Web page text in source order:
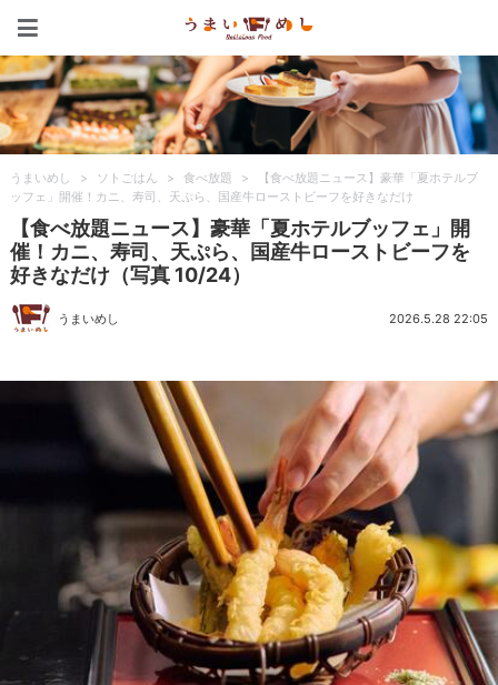
うまいめし > ソトごはん > 食べ放題 >
【食べ放題ニュース】豪華「夏ホテルブ
ッフェ」開催！カニ、寿司、天ぷら、国産牛ローストビーフを好きなだけ
【食べ放題ニュース】豪華「夏ホテルブッフェ」開
催！カニ、寿司、天ぷら、国産牛ローストビーフを
好きなだけ（写真 10/24）
うまいめし 2026.5.28 22:05